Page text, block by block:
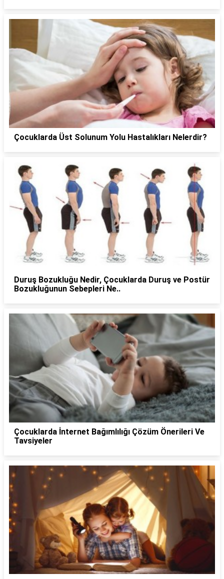
Çocuklarda Üst Solunum Yolu Hastalıkları Nelerdir?
Duruş Bozukluğu Nedir, Çocuklarda Duruş ve Postür
Bozukluğunun Sebepleri Ne..
Çocuklarda İnternet Bağımlılığı Çözüm Önerileri Ve
Tavsiyeler